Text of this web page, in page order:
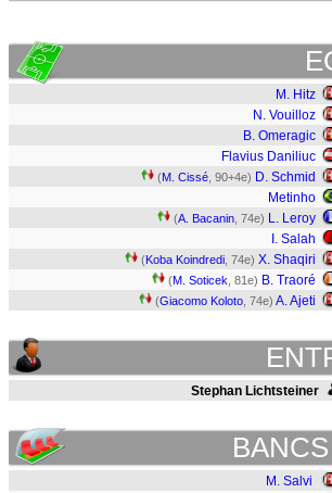
M. Hitz
N. Vouilloz
B. Omeragic
Flavius Daniliuc
(M. Cissé , 90+4e) D. Schmid
Metinho
(A. Bacanin , 74e) L. Leroy
I. Salah
(Koba Koindredi , 74e) X. Shaqiri
(M. Soticek , 81e) B. Traoré
(Giacomo Koloto , 74e) A. Ajeti
Stephan Lichtsteiner
M. Salvi